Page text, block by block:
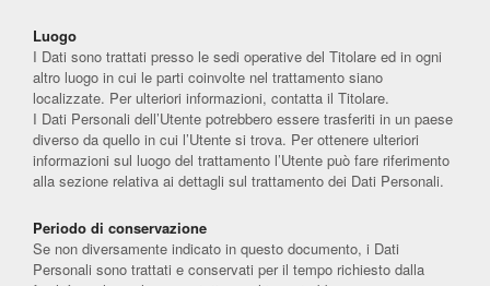
Luogo
I Dati sono trattati presso le sedi operative del Titolare ed in ogni
altro luogo in cui le parti coinvolte nel trattamento siano
localizzate. Per ulteriori informazioni, contatta il Titolare.
I Dati Personali dell’Utente potrebbero essere trasferiti in un paese
diverso da quello in cui l’Utente si trova. Per ottenere ulteriori
informazioni sul luogo del trattamento l’Utente può fare riferimento
alla sezione relativa ai dettagli sul trattamento dei Dati Personali.
Periodo di conservazione
Se non diversamente indicato in questo documento, i Dati
Personali sono trattati e conservati per il tempo richiesto dalla